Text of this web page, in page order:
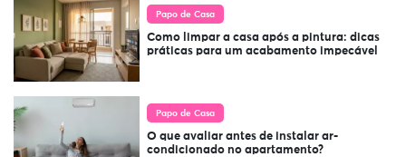
Papo de Casa
Como limpar a casa após a pintura: dicas
práticas para um acabamento impecável
Papo de Casa
O que avaliar antes de instalar ar-
condicionado no apartamento?